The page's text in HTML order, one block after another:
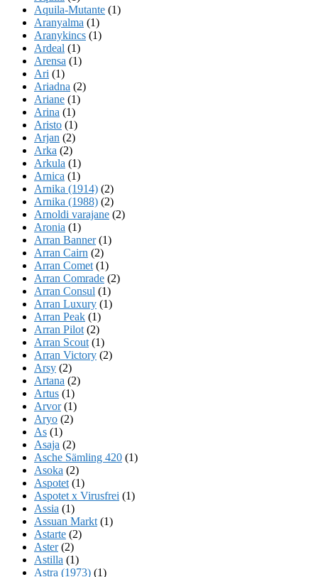
Aquila-Mutante (1)
Aranyalma (1)
Aranykincs (1)
Ardeal (1)
Arensa (1)
Ari (1)
Ariadna (2)
Ariane (1)
Arina (1)
Aristo (1)
Arjan (2)
Arka (2)
Arkula (1)
Arnica (1)
Arnika (1914) (2)
Arnika (1988) (2)
Arnoldi varajane (2)
Aronia (1)
Arran Banner(1)
Arran Cairn (2)
Arran Comet (1)
Arran Comrade (2)
Arran Consul (1)
Arran Luxury (1)
Arran Peak (1)
Arran Pilot (2)
Arran Scout (1)
Arran Victory (2)
Arsy (2)
Artana (2)
Artus (1)
Arvor(1)
Aryo (2)
As (1)
Asaja (2)
Asche Sämling 420 (1)
Asoka (2)
Aspotet (1)
Aspotet x Virusfrei (1)
Assia (1)
Assuan Markt (1)
Astarte (2)
Aster(2)
Astilla (1)
Astra (1973) (1)